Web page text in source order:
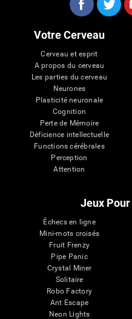
Votre Cerveau
Cerveau et esprit
A propos du cerveau
Les parties du cerveau
Neurones
Plasticité neuronale
Cognition
Perte de Mémoire
Déficience intellectuelle
Functions cérébrales
Perception
Attention
Jeux
Échecs en ligne
Mini-mots croisés
Fruit Frenzy
Pipe Panic
Crystal Miner
Solitaire
Robo Factory
Ant Escape
Neon Lights